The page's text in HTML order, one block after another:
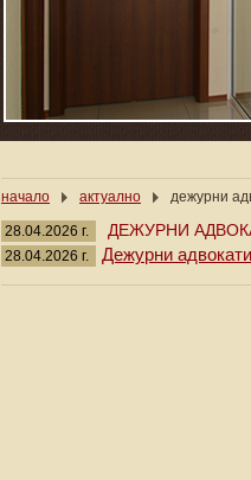
начало актуално дежурни
28.04.2026 г. ДЕЖУРНИ
28.04.2026 г. Дежурни